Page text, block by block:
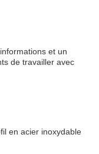
et un
de travailler avec
en acier inoxydable